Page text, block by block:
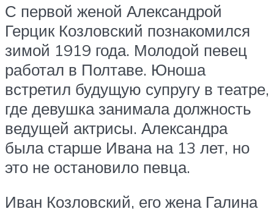
С первой женой Александрой
Герцик Козловский познакомился
зимой 1919 года. Молодой певец
работал в Полтаве. Юноша
встретил будущую супругу в театре,
где девушка занимала должность
ведущей актрисы. Александра
была старше Ивана на 13 лет, но
это не остановило певца.
Иван Козловский, его жена Галина